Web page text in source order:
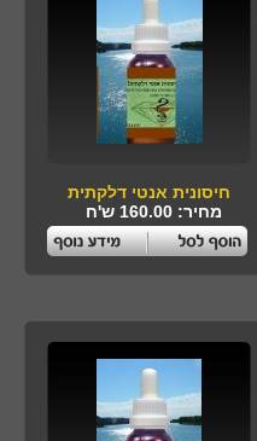
חיסונית אנטי דלקתית
מחיר: 160.00 ש'ח